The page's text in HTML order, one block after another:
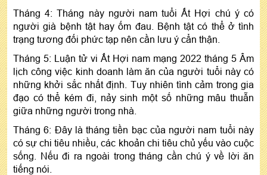
Tháng 4: Tháng này người nam tuổi Ất Hợi chú ý có
người già bệnh tật hay ốm đau. Bệnh tật có thể ở tình
trạng tương đối phức tạp nên cần lưu ý cẩn thận.
Tháng 5: Luận tử vi Ất Hợi nam mạng 2022 tháng 5 Âm
lịch công việc kinh doanh làm ăn của người tuổi này có
những khởi sắc nhất định. Tuy nhiên tình cảm trong gia
đạo có thể kém đi, nảy sinh một số những mâu thuẫn
giữa những người trong nhà.
Tháng 6: Đây là tháng tiền bạc của người nam tuổi này
có sự chi tiêu nhiều, các khoản chi tiêu chủ yếu vào cuộc
sống. Nếu đi ra ngoài trong tháng cần chú ý về lời ăn
tiếng nói.